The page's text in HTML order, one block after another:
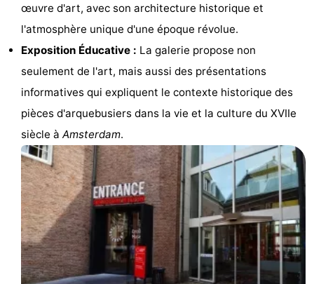
Experiences
Villages
&
villes
Visites
guidées
Sports
Faire
du
vélo
Randonnée
Divertissement
Vie
Nocturne
Aliments
Shopping
œuvre d'art, avec son architecture historique et
l'atmosphère unique d'une époque révolue.
Exposition Éducative : La galerie propose non
seulement de l'art, mais aussi des présentations
informatives qui expliquent le contexte historique des
pièces d'arquebusiers dans la vie et la culture du XVIIe
siècle à Amsterdam.